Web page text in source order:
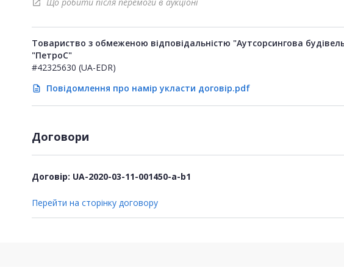
open_in_new
Товариство з обмеженою відповідальністю "Аутсорсингова
"ПетроС"
#42325630 (UA-EDR)
description Повідомлення про намір укласти договір.pdf
Договори
Договір: UA-2020-03-11-001450-a-b1
Перейти на сторінку договору